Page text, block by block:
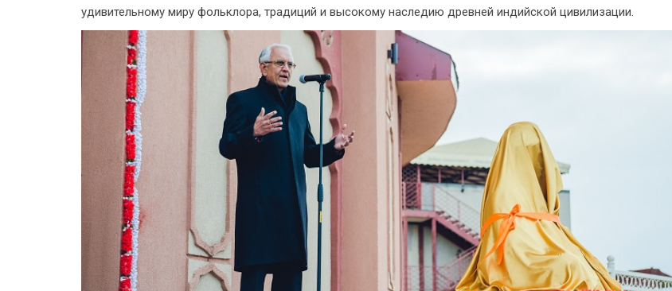
удивительному миру фольклора, традиций и высокому наследию древней индийской цивилизации.